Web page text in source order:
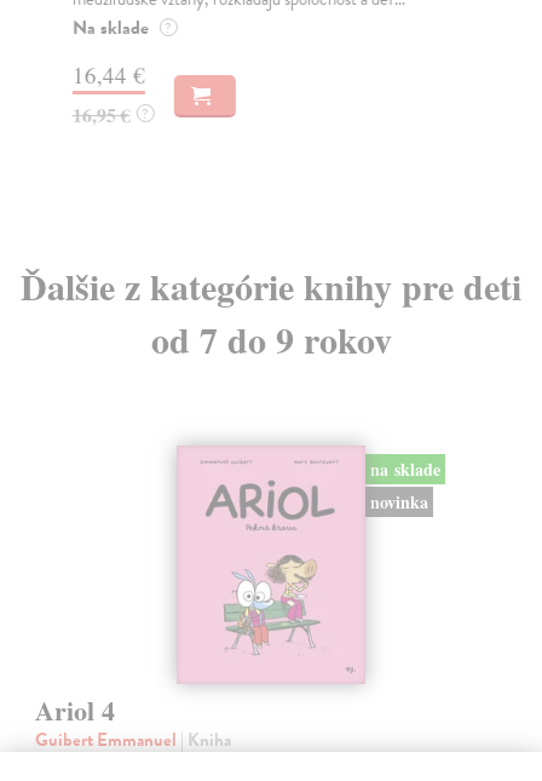
Na sklade ?
16,44 €
16,95 € ?
Ďalšie z kategórie knihy pre deti
od 7 do 9 rokov
na sklade
novinka
Ariol 4
Guibert Emmanuel | Kniha